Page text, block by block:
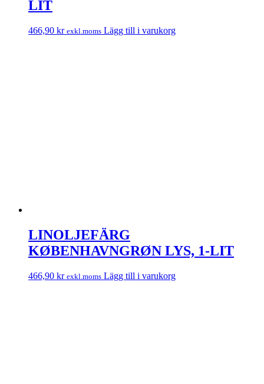
LIT
466,90 kr exkl.moms Lägg till i varukorg
LINOLJEFÄRG
KØBENHAVNGRØN LYS, 1-LIT
466,90 kr exkl.moms Lägg till i varukorg